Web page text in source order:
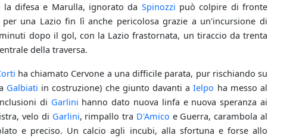
difesa e Marulla, ignorato da Spinozzi può colpire di fronte
una Lazio fin lì anche pericolosa grazie a un'incursione di
dopo il gol, con la Lazio frastornata, un tiraccio da trenta
della traversa.
ha chiamato Cervone a una difficile parata, pur rischiando su
Galbiati in costruzione) che giunto davanti aIelpo ha messo al
di Garlini hanno dato nuova linfa e nuova speranza ai
velo di Garlini, rimpallo tra D'Amico e Guerra, carambola al
e preciso. Un calcio agli incubi, alla sfortuna e forse allo